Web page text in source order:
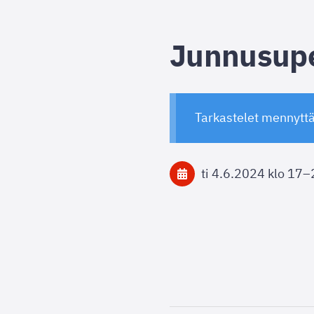
Tarkastelet
ti 4.6.2024 klo 17–